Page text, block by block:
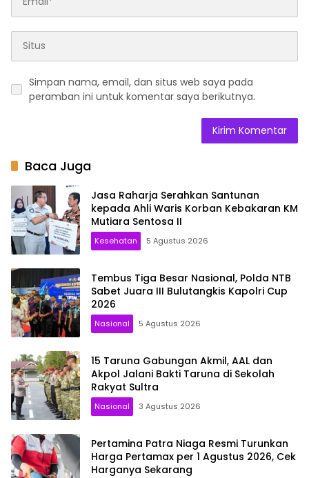
Simpan nama, email, dan situs web saya pada
peramban ini untuk komentar saya berikutnya.
Baca Juga
Jasa Raharja Serahkan Santunan
kepada Ahli Waris Korban Kebakaran KM
Mutiara Sentosa II
Kesehatan 5 Agustus 2026
Tembus Tiga Besar Nasional, Polda NTB
Sabet Juara III Bulutangkis Kapolri Cup
2026
Nasional 5 Agustus 2026
15 Taruna Gabungan Akmil, AAL dan
Akpol Jalani Bakti Taruna di Sekolah
Rakyat Sultra
Nasional 3 Agustus 2026
Pertamina Patra Niaga Resmi Turunkan
Harga Pertamax per 1 Agustus 2026, Cek
Harganya Sekarang